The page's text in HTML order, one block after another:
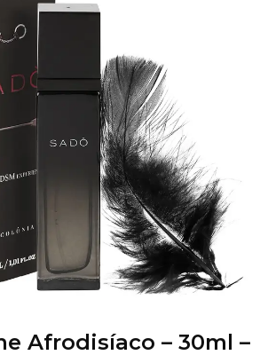
Afrodisíaco – 30ml –